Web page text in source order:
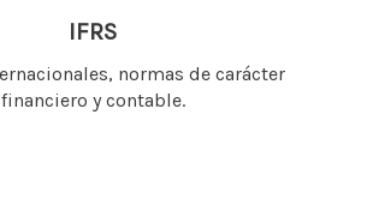
IFRS
normas de carácter
financiero y contable.